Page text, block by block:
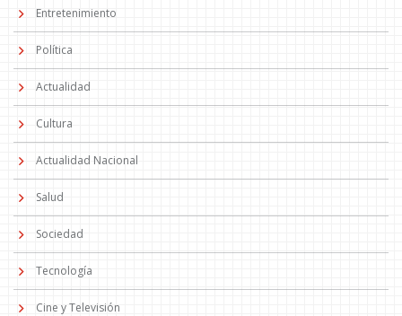
Entretenimiento
Política
Actualidad
Cultura
Actualidad Nacional
Salud
Sociedad
Tecnología
Cine y Televisión